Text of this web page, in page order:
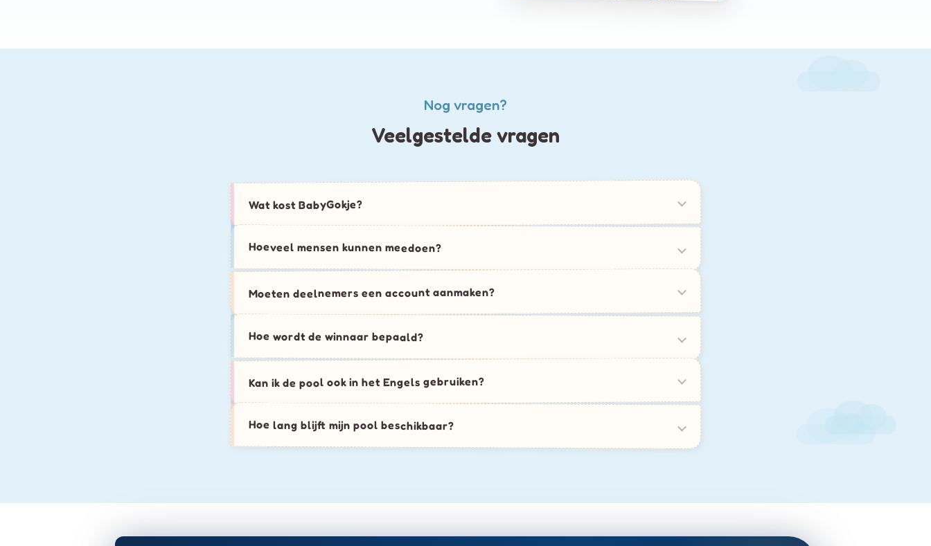
Nog vragen?
Veelgestelde vragen
Wat kost BabyGokje?
Hoeveel mensen kunnen meedoen?
Moeten deelnemers een account aanmaken?
Hoe wordt de winnaar bepaald?
Kan ik de pool ook in het Engels gebruiken?
Hoe lang blijft mijn pool beschikbaar?